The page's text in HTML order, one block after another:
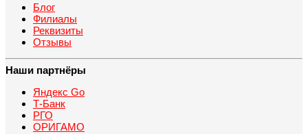
Блог
Филиалы
Реквизиты
Отзывы
Наши партнёры
Яндекс Go
Т-Банк
РГО
ОРИГАМО